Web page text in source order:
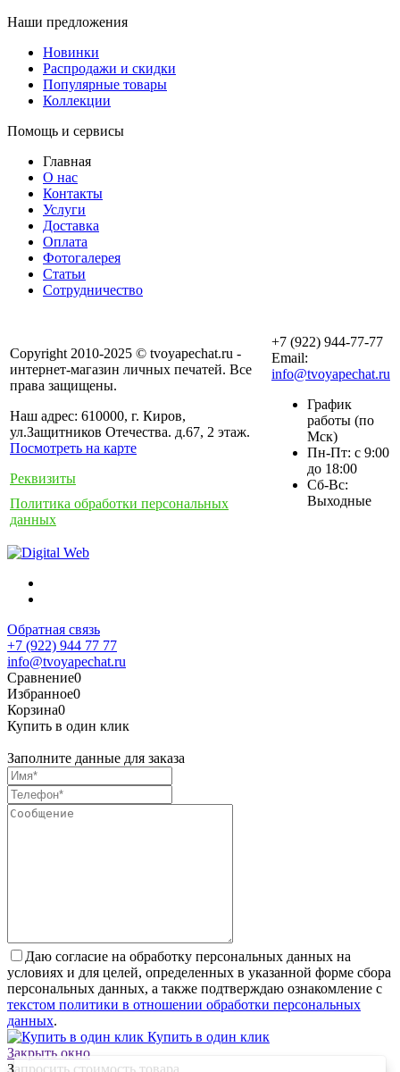
Наши предложения
Новинки
Распродажи и скидки
Популярные товары
Коллекции
Помощь и сервисы
Главная
О нас
Контакты
Услуги
Доставка
Оплата
Фотогалерея
Статьи
Сотрудничество
Copyright 2010-2025 © tvoyapechat.ru -
интернет-магазин личных печатей. Все
права защищены.
Наш адрес: 610000, г. Киров,
ул.Защитников Отечества. д.67, 2 этаж.
Посмотреть на карте
Реквизиты
Политика обработки персональных
данных
+7 (922) 944-77-77
Email:
info@tvoyapechat.ru
График
работы (по
Мск)
Пн-Пт: с 9:00
до 18:00
Сб-Вс:
Выходные
Обратная связь
+7 (922) 944 77 77
info@tvoyapechat.ru
Сравнение0
Избранное0
Корзина0
Купить в один клик
Заполните данные для заказа
Даю согласие на обработку персональных данных на
условиях и для целей, определенных в указанной форме сбора
персональных данных, а также подтверждаю ознакомление с
текстом политики в отношении обработки персональных
данных.
Купить в один клик
Закрыть окно
Запросить стоимость товара